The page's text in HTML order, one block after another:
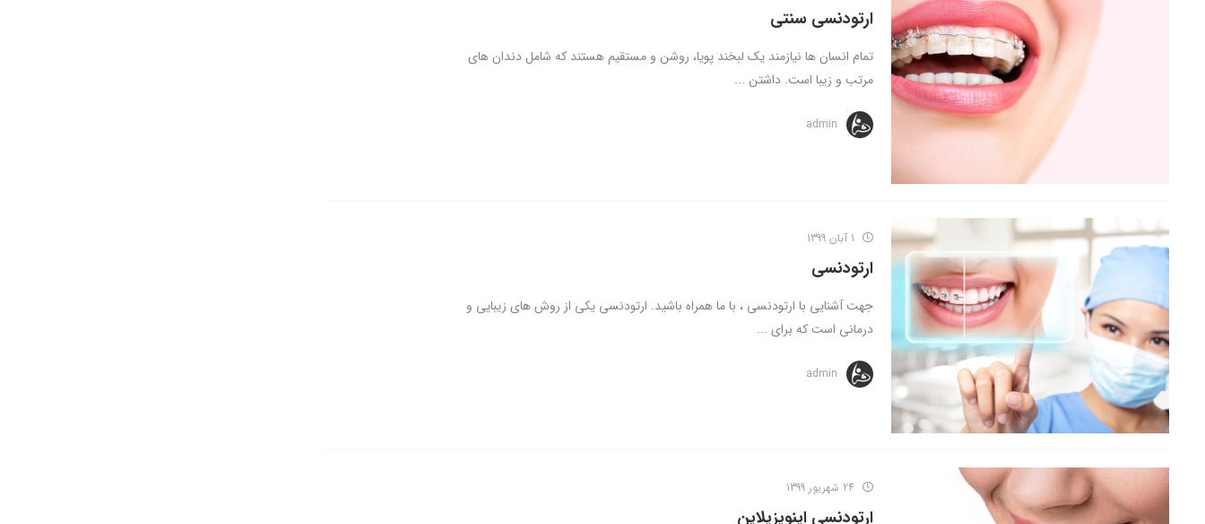
ارتودنسی سنتی
تمام انسان ها نیازمند یک لبخند پویا، روشن و مستقیم هستند که شامل دندان های
مرتب و زیبا است. داشتن ...
admin
ارتودنسی
جهت آشنایی با ارتودنسی ، با ما همراه باشید. ارتودنسی یکی از روش های زیبایی و
درمانی است که برای ...
admin
ارتودنسی اینویزیلاین